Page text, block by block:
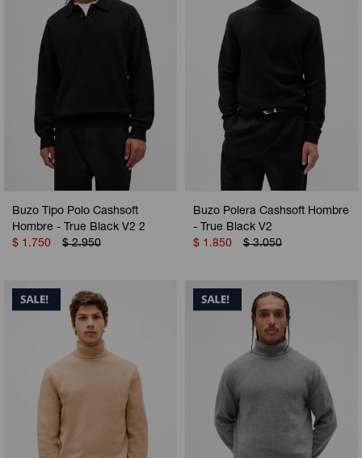
Buzo Tipo Polo Cashsoft
Hombre - True Black V2 2
$ 1.750 $ 2.950
Buzo Polera Cashsoft Hombre
- True Black V2
$ 1.850 $ 3.050